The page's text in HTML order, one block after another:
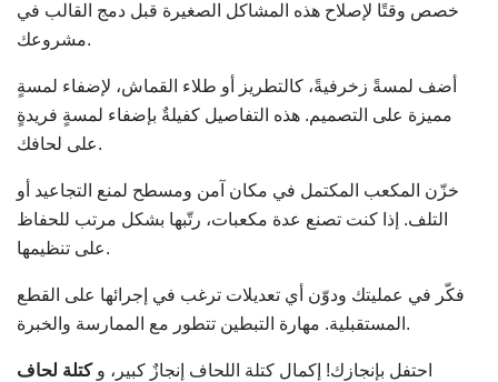
خصص وقتًا لإصلاح هذه المشاكل الصغيرة قبل دمج القالب في
مشروعك.
أضف لمسةً زخرفيةً، كالتطريز أو طلاء القماش، لإضفاء لمسةٍ
مميزة على التصميم. هذه التفاصيل كفيلةٌ بإضفاء لمسةٍ فريدةٍ
على لحافك.
خزّن المكعب المكتمل في مكان آمن ومسطح لمنع التجاعيد أو
التلف. إذا كنت تصنع عدة مكعبات، رتّبها بشكل مرتب للحفاظ
على تنظيمها.
فكّر في عمليتك ودوّن أي تعديلات ترغب في إجرائها على القطع
المستقبلية. مهارة التبطين تتطور مع الممارسة والخبرة.
احتفل بإنجازك! إكمال كتلة اللحاف إنجازٌ كبير، وكتلة لحاف